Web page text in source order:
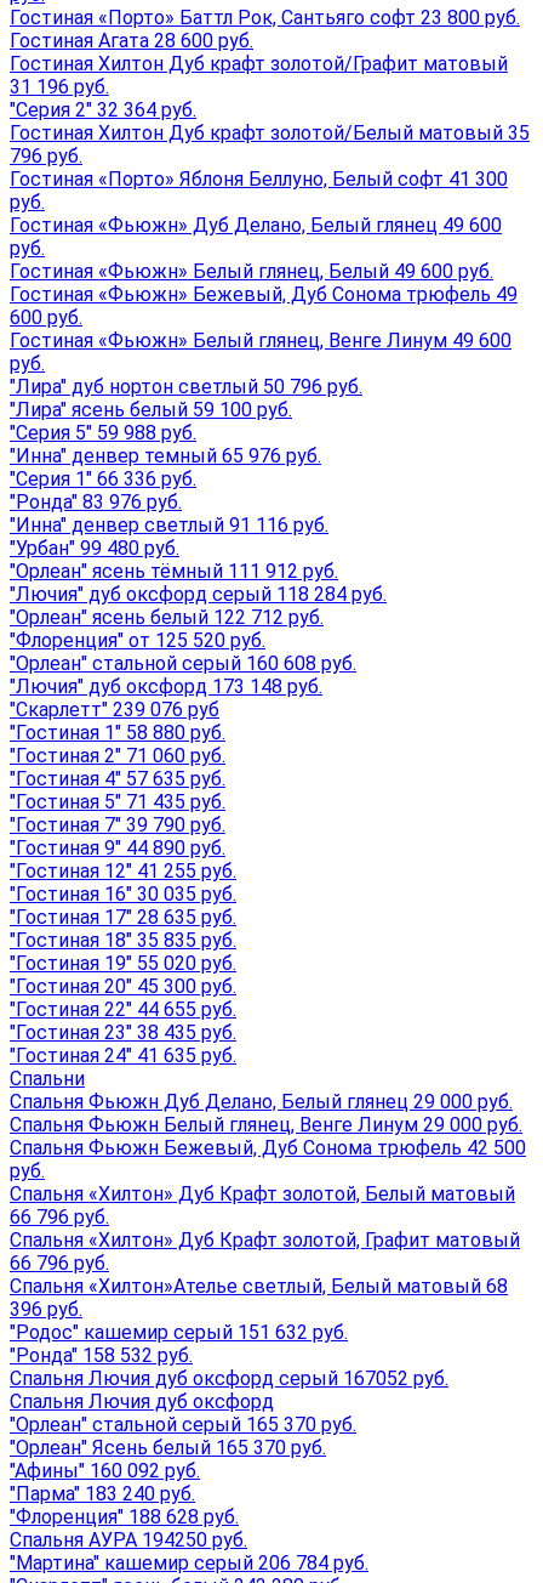
Гостиная «Порто» Баттл Рок, Сантьяго софт 23 800 руб.
Гостиная Агата 28 600 руб.
Гостиная Хилтон Дуб крафт золотой/Графит матовый
31 196 руб.
"Серия 2" 32 364 руб.
Гостиная Хилтон Дуб крафт золотой/Белый матовый 35
796 руб.
Гостиная «Порто» Яблоня Беллуно, Белый софт 41 300
руб.
Гостиная «Фьюжн» Дуб Делано, Белый глянец 49 600
руб.
Гостиная «Фьюжн» Белый глянец, Белый 49 600 руб.
Гостиная «Фьюжн» Бежевый, Дуб Сонома трюфель 49
600 руб.
Гостиная «Фьюжн» Белый глянец, Венге Линум 49 600
руб.
"Лира" дуб нортон светлый 50 796 руб.
"Лира" ясень белый 59 100 руб.
"Серия 5" 59 988 руб.
"Инна" денвер темный 65 976 руб.
"Серия 1" 66 336 руб.
"Ронда" 83 976 руб.
"Инна" денвер светлый 91 116 руб.
"Урбан" 99 480 руб.
"Орлеан" ясень тёмный 111 912 руб.
"Лючия" дуб оксфорд серый 118 284 руб.
"Орлеан" ясень белый 122 712 руб.
"Флоренция" от 125 520 руб.
"Орлеан" стальной серый 160 608 руб.
"Лючия" дуб оксфорд 173 148 руб.
"Скарлетт" 239 076 руб
"Гостиная 1" 58 880 руб.
"Гостиная 2" 71 060 руб.
"Гостиная 4" 57 635 руб.
"Гостиная 5" 71 435 руб.
"Гостиная 7" 39 790 руб.
"Гостиная 9" 44 890 руб.
"Гостиная 12" 41 255 руб.
"Гостиная 16" 30 035 руб.
"Гостиная 17" 28 635 руб.
"Гостиная 18" 35 835 руб.
"Гостиная 19" 55 020 руб.
"Гостиная 20" 45 300 руб.
"Гостиная 22" 44 655 руб.
"Гостиная 23" 38 435 руб.
"Гостиная 24" 41 635 руб.
Спальни
Спальня Фьюжн Дуб Делано, Белый глянец 29 000 руб.
Спальня Фьюжн Белый глянец, Венге Линум 29 000 руб.
Спальня Фьюжн Бежевый, Дуб Сонома трюфель 42 500
руб.
Спальня «Хилтон» Дуб Крафт золотой, Белый матовый
66 796 руб.
Спальня «Хилтон» Дуб Крафт золотой, Графит матовый
66 796 руб.
Спальня «Хилтон»Ателье светлый, Белый матовый 68
396 руб.
"Родос" кашемир серый 151 632 руб.
"Ронда" 158 532 руб.
Спальня Лючия дуб оксфорд серый 167052 руб.
Спальня Лючия дуб оксфорд
"Орлеан" стальной серый 165 370 руб.
"Орлеан" Ясень белый 165 370 руб.
"Афины" 160 092 руб.
"Парма" 183 240 руб.
"Флоренция" 188 628 руб.
Спальня АУРА 194250 руб.
"Мартина" кашемир серый 206 784 руб.